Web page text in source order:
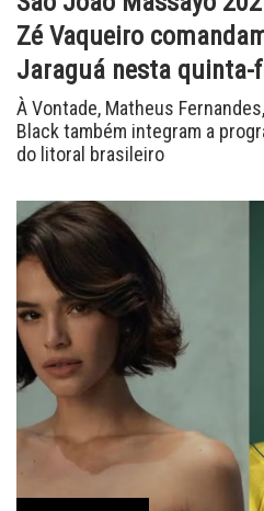
Zé Vaqueiro
Jaraguá nesta quinta-
À Vontade, Matheus
Black também integram a
do litoral brasileiro